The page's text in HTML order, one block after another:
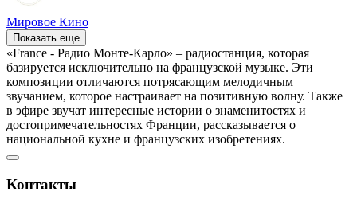
Мировое Кино
Показать еще
«France - Радио Монте-Карло» – радиостанция, которая
базируется исключительно на французской музыке. Эти
композиции отличаются потрясающим мелодичным
звучанием, которое настраивает на позитивную волну. Также
в эфире звучат интересные истории о знаменитостях и
достопримечательностях Франции, рассказывается о
национальной кухне и французских изобретениях.
Контакты